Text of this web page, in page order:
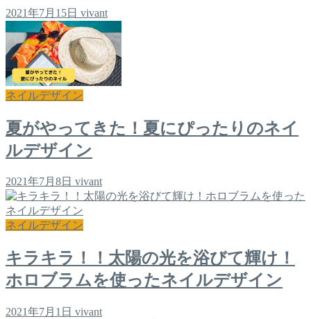
2021年7月15日 vivant
ネイルデザイン
夏がやってきた！夏にぴったりのネイ
ルデザイン
2021年7月8日 vivant
ネイルデザイン
キラキラ！！太陽の光を浴びて輝け！
ホロブラムを使ったネイルデザイン
2021年7月1日 vivant